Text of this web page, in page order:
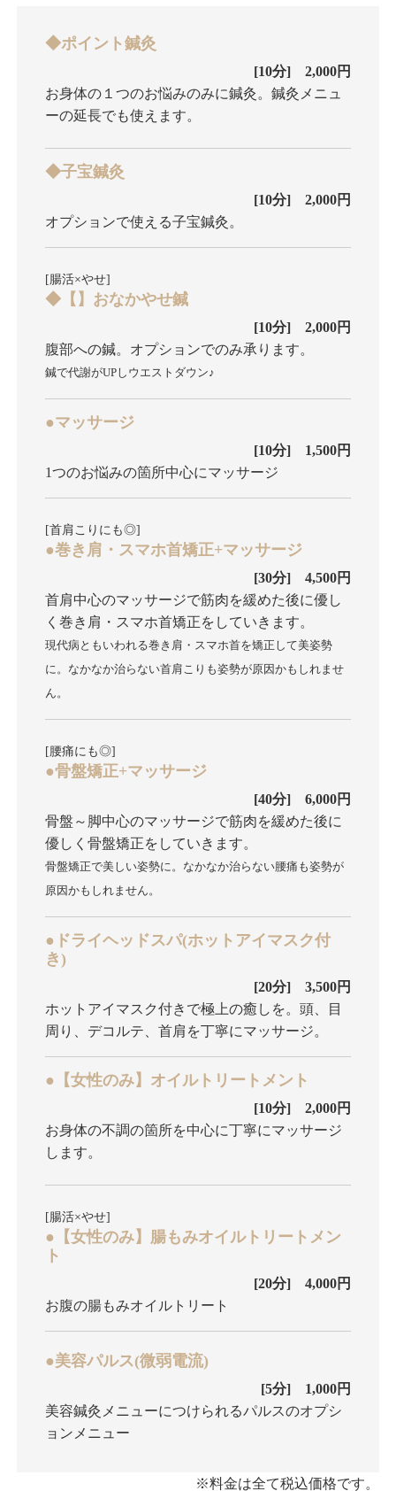
◆ポイント鍼灸
[10分] 2,000円
お身体の１つのお悩みのみに鍼灸。鍼灸メニュ
ーの延長でも使えます。
◆子宝鍼灸
[10分] 2,000円
オプションで使える子宝鍼灸。
[腸活×やせ]
◆【】おなかやせ鍼
[10分] 2,000円
腹部への鍼。オプションでのみ承ります。
鍼で代謝がUPしウエストダウン♪
●マッサージ
[10分] 1,500円
1つのお悩みの箇所中心にマッサージ
[首肩こりにも◎]
●巻き肩・スマホ首矯正+マッサージ
[30分] 4,500円
首肩中心のマッサージで筋肉を緩めた後に優し
く巻き肩・スマホ首矯正をしていきます。
現代病ともいわれる巻き肩・スマホ首を矯正して美姿勢
に。なかなか治らない首肩こりも姿勢が原因かもしれませ
ん。
[腰痛にも◎]
●骨盤矯正+マッサージ
[40分] 6,000円
骨盤～脚中心のマッサージで筋肉を緩めた後に
優しく骨盤矯正をしていきます。
骨盤矯正で美しい姿勢に。なかなか治らない腰痛も姿勢が
原因かもしれません。
●ドライヘッドスパ(ホットアイマスク付
き)
[20分] 3,500円
ホットアイマスク付きで極上の癒しを。頭、目
周り、デコルテ、首肩を丁寧にマッサージ。
●【女性のみ】オイルトリートメント
[10分] 2,000円
お身体の不調の箇所を中心に丁寧にマッサージ
します。
[腸活×やせ]
●【女性のみ】腸もみオイルトリートメン
ト
[20分] 4,000円
お腹の腸もみオイルトリート
●美容パルス(微弱電流)
[5分] 1,000円
美容鍼灸メニューにつけられるパルスのオプシ
ョンメニュー
※料金は全て税込価格です。